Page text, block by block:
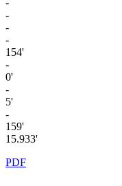
-
-
-
154'
-
0'
-
5'
-
159'
15.933'
PDF